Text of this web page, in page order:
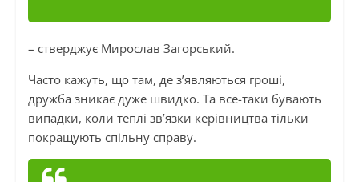
– стверджує Мирослав Загорський.
Часто кажуть, що там, де з’являються гроші,
дружба зникає дуже швидко. Та все-таки бувають
випадки, коли теплі зв’язки керівництва тільки
покращують спільну справу.